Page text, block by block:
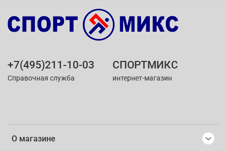
О магазине
+7(495)211-10-03
Справочная служба
СПОРТМИКС
интернет-магазин